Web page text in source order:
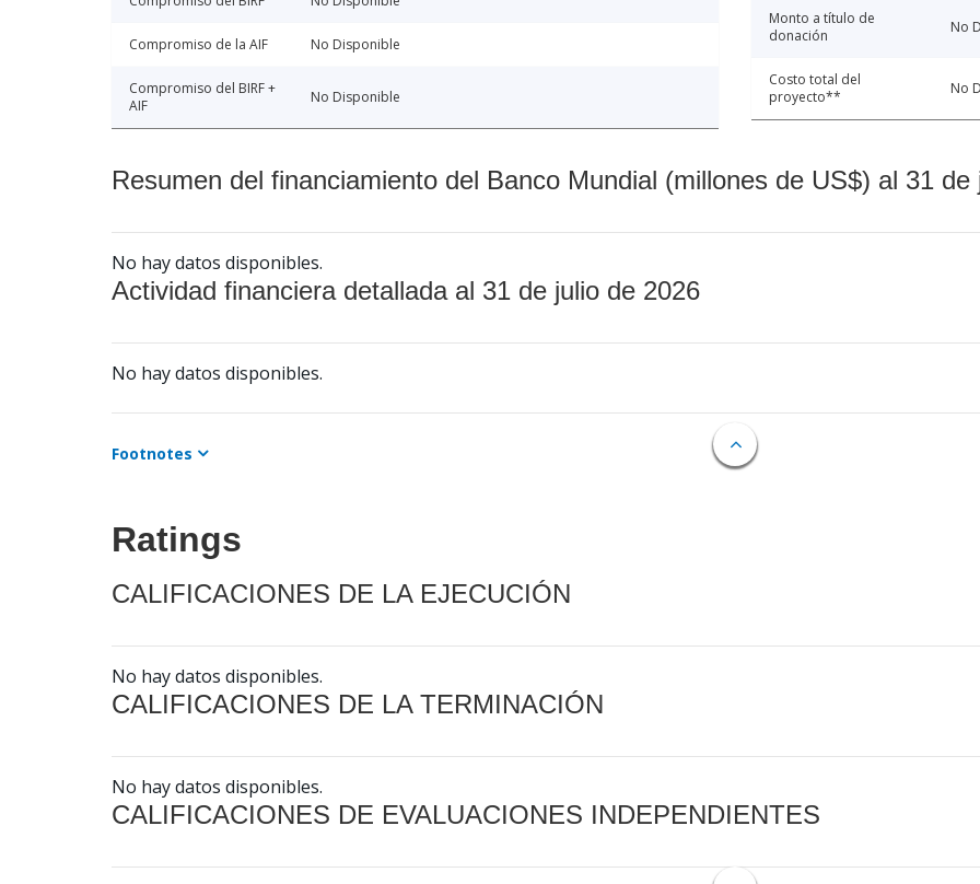
Compromiso de la AIF No Disponible
Compromiso del BIRF +
AIF
No Disponible
Monto a título de
donación
No
Costo total del
proyecto**
No
Resumen del financiamiento del Banco Mundial (millones de US$) al 31 de
No hay datos disponibles.
Actividad financiera detallada al 31 de julio de 2026
No hay datos disponibles.
Footnotes
Ratings
CALIFICACIONES DE LA EJECUCIÓN
No hay datos disponibles.
CALIFICACIONES DE LA TERMINACIÓN
No hay datos disponibles.
CALIFICACIONES DE EVALUACIONES INDEPENDIENTES